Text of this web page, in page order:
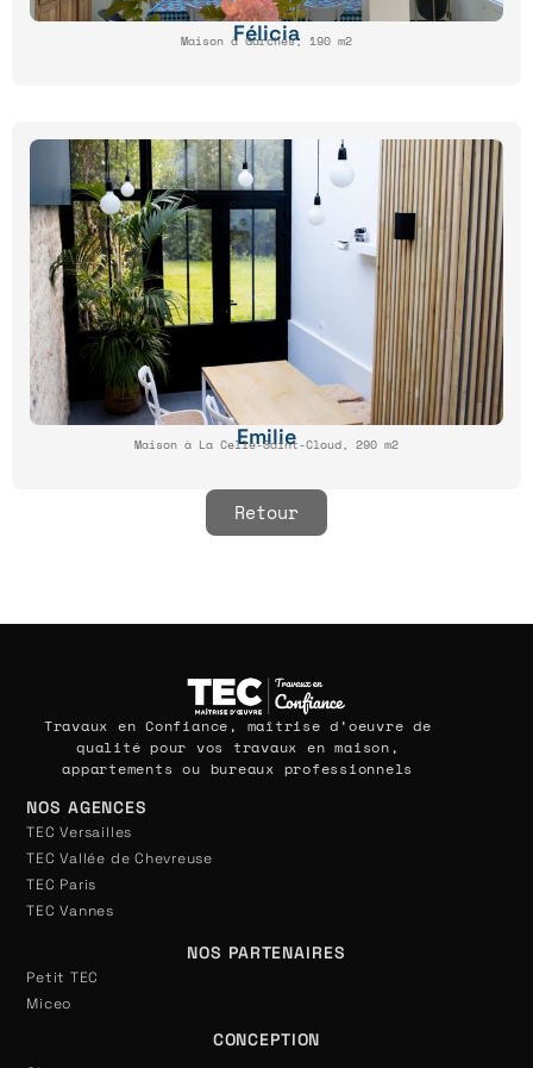
Félicia
Maison à Garches, 190 m2
Emilie
Maison à La Celle-Saint-Cloud, 290 m2
Retour
Travaux en Confiance, maîtrise d’oeuvre de
qualité pour vos travaux en maison,
appartements ou bureaux professionnels
NOS AGENCES
TEC Versailles
TEC Vallée de Chevreuse
TEC Paris
TEC Vannes
NOS PARTENAIRES
Petit TEC
Miceo
CONCEPTION